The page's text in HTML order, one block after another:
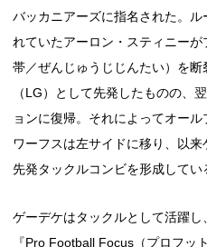
バッカニアーズに指名された。
れていたアーロン・スティニー
帯／ぜんじゅうじじんたい）を
（LG）として先発したものの、
ョンに復帰。それによってオー
ワーフスは左サイドに移り、以
先発タックルコンビを形成してい
ゲーデケはタックルとして活躍
『Pro Football Focus（プロフッ